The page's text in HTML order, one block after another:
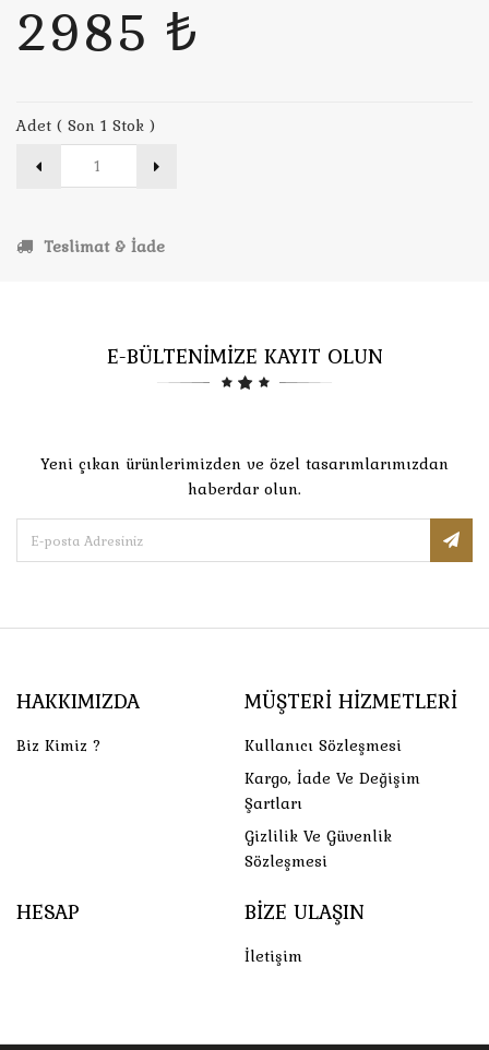
2985 ₺
Adet ( Son 1 Stok )
Teslimat & İade
E-BÜLTENİMİZE KAYIT OLUN
Yeni çıkan ürünlerimizden ve özel tasarımlarımızdan
haberdar olun.
HAKKIMIZDA
Biz Kimiz ?
MÜŞTERI HIZMETLERI
Kullanıcı Sözleşmesi
Kargo, İade Ve Değişim
Şartları
Gizlilik Ve Güvenlik
Sözleşmesi
HESAP BIZE ULAŞIN
İletişim